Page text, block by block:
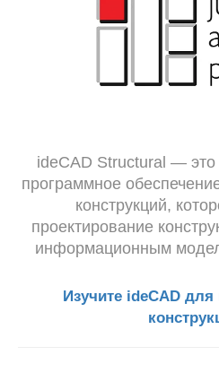
ideCAD Structural —
программное
конструкций,
проектирование
информационным
Изучите ideCAD